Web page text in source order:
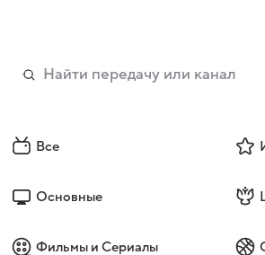
Все
Основные
Фильмы и Сериалы